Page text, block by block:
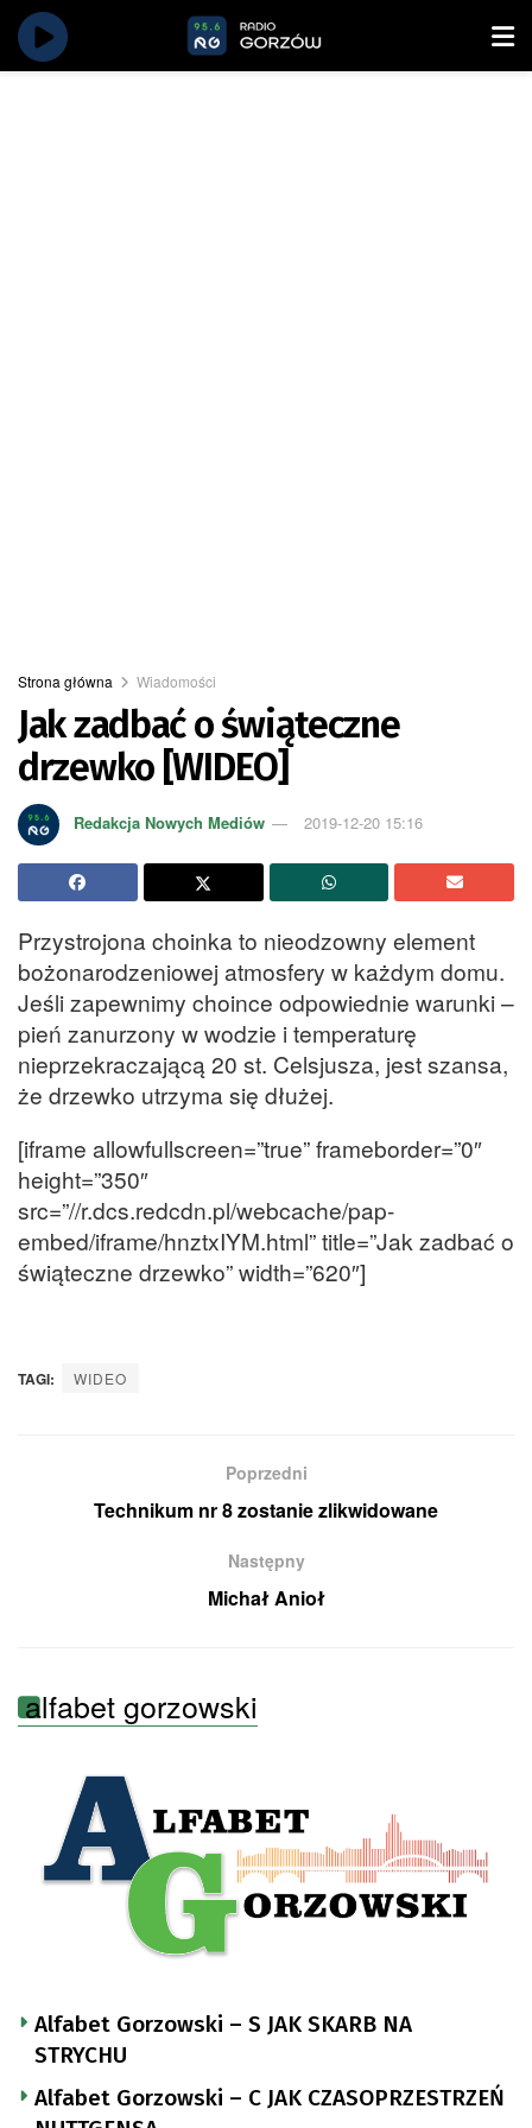
Strona główna Wiadomości
Jak zadbać o świąteczne
drzewko [WIDEO]
Redakcja Nowych Mediów 2019-12-20 15:16
Przystrojona choinka to nieodzowny element
bożonarodzeniowej atmosfery w każdym domu.
Jeśli zapewnimy choince odpowiednie warunki –
pień zanurzony w wodzie i temperaturę
nieprzekraczającą 20 st. Celsjusza, jest szansa,
że drzewko utrzyma się dłużej.
[iframe allowfullscreen=”true” frameborder=”0″
height=”350″
src=”//r.dcs.redcdn.pl/webcache/pap-
embed/iframe/hnztxIYM.html” title=”Jak zadbać o
świąteczne drzewko” width=”620″]
TAGI: WIDEO
Poprzedni
Technikum nr 8 zostanie zlikwidowane
Następny
Michał Anioł
alfabet gorzowski
Alfabet Gorzowski – S JAK SKARB NA
STRYCHU
Alfabet Gorzowski – C JAK CZASOPRZESTRZEŃ